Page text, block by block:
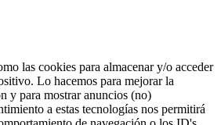
las cookies para almacenar y/o acceder
Lo hacemos para mejorar la
y para mostrar anuncios (no)
a estas tecnologías nos permitirá